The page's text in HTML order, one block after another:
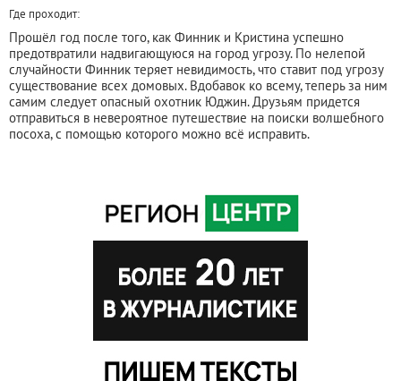
Где проходит:
Прошёл год после того, как Финник и Кристина успешно
предотвратили надвигающуюся на город угрозу. По нелепой
случайности Финник теряет невидимость, что ставит под угрозу
существование всех домовых. Вдобавок ко всему, теперь за ним
самим следует опасный охотник Юджин. Друзьям придется
отправиться в невероятное путешествие на поиски волшебного
посоха, с помощью которого можно всё исправить.